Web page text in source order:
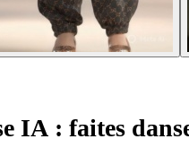
IA : faites